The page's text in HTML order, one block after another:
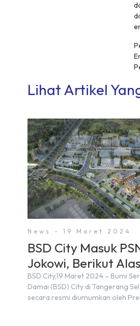
Lihat Artikel
News - 19 Maret 2024
BSD City Masuk
Jokowi, Berikut
BSD City,19 Maret 2024 – Bumi
Damai (BSD) City di Tangerang
secara resmi diumumkan oleh